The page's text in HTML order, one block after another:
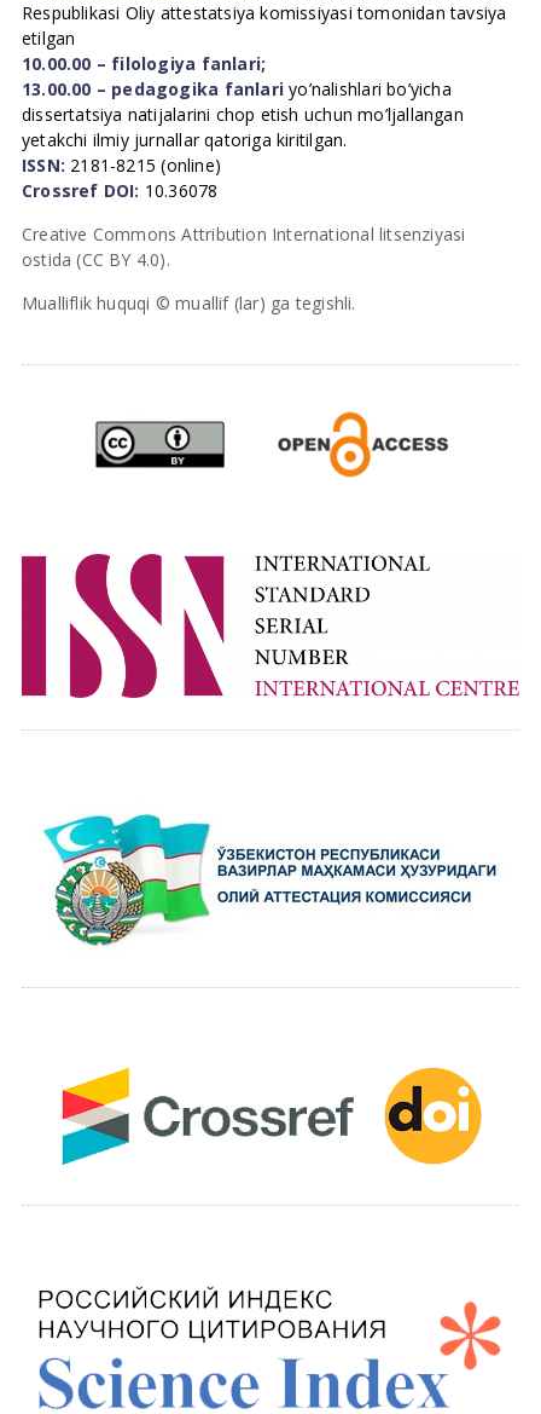
Respublikasi Oliy attestatsiya komissiyasi tomonidan tavsiya
etilgan
10.00.00 – filologiya fanlari;
13.00.00 – pedagogika fanlari yo’nalishlari bo’yicha
dissertatsiya natijalarini chop etish uchun mo’ljallangan
yetakchi ilmiy jurnallar qatoriga kiritilgan.
ISSN: 2181-8215 (online)
Crossref DOI: 10.36078
Creative Commons Attribution International litsenziyasi
ostida (CC BY 4.0).
Mualliflik huquqi © muallif (lar) ga tegishli.